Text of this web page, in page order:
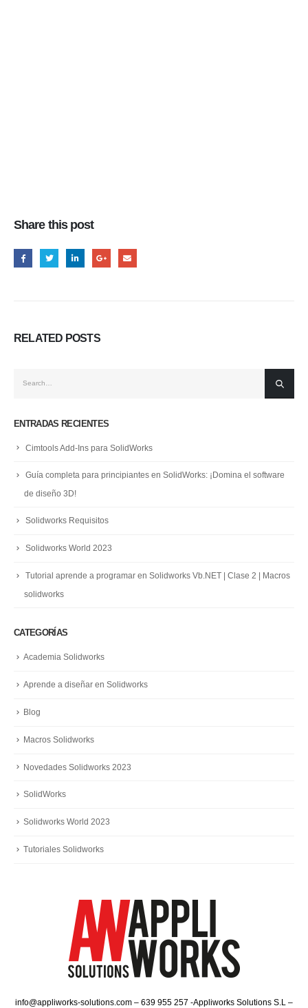
Share this post
RELATED POSTS
ENTRADAS RECIENTES
Cimtools Add-Ins para SolidWorks
Guía completa para principiantes en SolidWorks: ¡Domina el software
de diseño 3D!
Solidworks Requisitos
Solidworks World 2023
Tutorial aprende a programar en Solidworks Vb.NET | Clase 2 | Macros
solidworks
CATEGORÍAS
Academia Solidworks
Aprende a diseñar en Solidworks
Blog
Macros Solidworks
Novedades Solidworks 2023
SolidWorks
Solidworks World 2023
Tutoriales Solidworks
info@appliworks-solutions.com – 639 955 257 -Appliworks Solutions S.L –